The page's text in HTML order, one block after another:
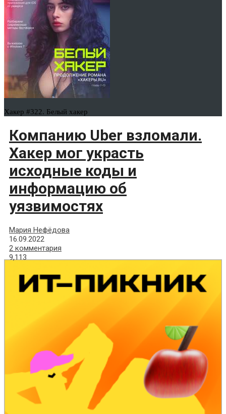
Хакер #322. Белый хакер
Компанию Uber взломали.
Хакер мог украсть
исходные коды и
информацию об
уязвимостях
Мария Нефёдова
16.09.2022
2 комментария
9,113